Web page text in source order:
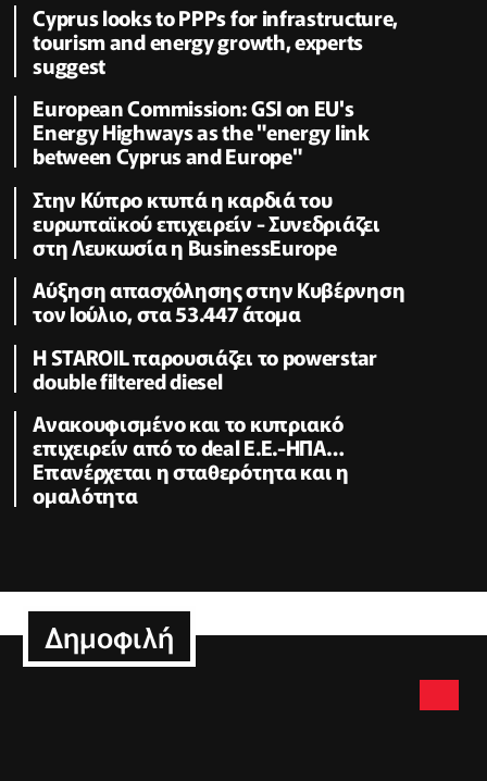
Cyprus looks to PPPs for infrastructure,
tourism and energy growth, experts
suggest
European Commission: GSI on EU's
Energy Highways as the "energy link
between Cyprus and Europe"
Στην Κύπρο κτυπά η καρδιά του
ευρωπαϊκού επιχειρείν - Συνεδριάζει
στη Λευκωσία η BusinessEurope
Αύξηση απασχόλησης στην Κυβέρνηση
τον Ιούλιο, στα 53.447 άτομα
Η STAROIL παρουσιάζει το powerstar
double filtered diesel
Ανακουφισμένο και το κυπριακό
επιχειρείν από το deal Ε.Ε.-ΗΠΑ…
Επανέρχεται η σταθερότητα και η
ομαλότητα
Δημοφιλή